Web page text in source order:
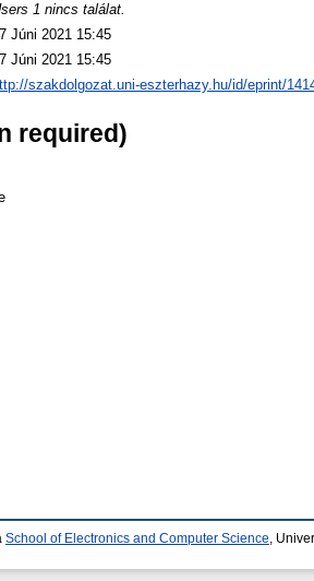
1 nincs találat.
Júni 2021 15:45
Júni 2021 15:45
szakdolgozat.uni-eszterhazy.hu/id/eprint/
required)
School of Electronics and Computer Science ,